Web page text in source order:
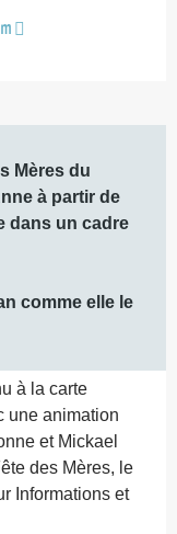
Mères du
à partir de
dans un cadre
comme elle le
à la carte
une animation
et Mickael
des Mères, le
Informations et